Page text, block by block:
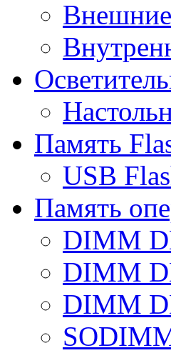
Память
USB
Память
DIMM
DIMM
DIMM